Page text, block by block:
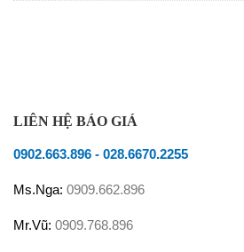
LIÊN HỆ BÁO GIÁ
0902.663.896 - 028.6670.2255
Ms.Nga: 0909.662.896
Mr.Vũ: 0909.768.896